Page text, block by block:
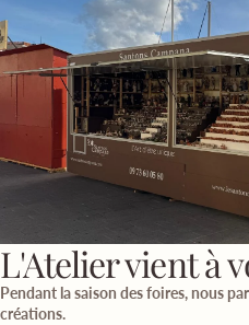
L'Atelier vient à
Pendant la saison des foires, nous
créations.